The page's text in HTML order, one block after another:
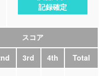
記録確定
スコア
3rd 4th Total